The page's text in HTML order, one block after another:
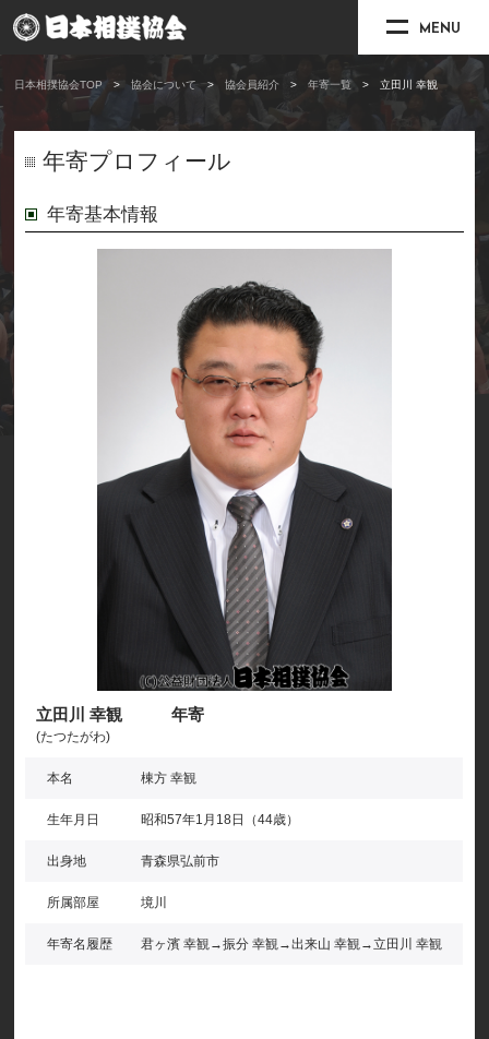
MENU
日本相撲協会TOP 協会について 協会員紹介 年寄一覧 立田川 幸観
年寄プロフィール
年寄基本情報
立田川 幸観 年寄
(たつたがわ)
本名 棟方 幸観
生年月日 昭和57年1月18日（44歳）
出身地 青森県弘前市
所属部屋 境川
年寄名履歴 君ヶ濱 幸観→振分 幸観→出来山 幸観→立田川 幸観